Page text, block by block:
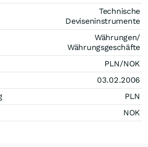
Technische
Deviseninstrumente
Währungen/
Währungsgeschäfte
PLN/NOK
03.02.2006
PLN
NOK